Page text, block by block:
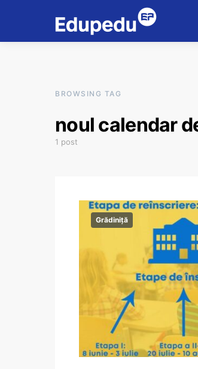
BROWSING TAG
noul calendar
1 post
Grădiniță